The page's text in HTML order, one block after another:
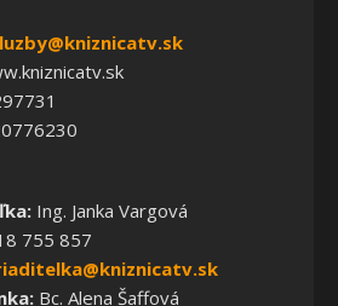
Ing. Janka Vargová
755 857
Bc. Alena Šaffová